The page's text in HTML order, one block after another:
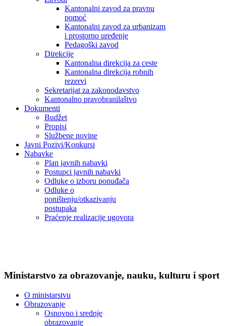
Kantonalni zavod za pravnu
pomoć
Kantonalni zavod za urbanizam
i prostorno uređenje
Pedagoški zavod
Direkcije
Kantonalna direkcija za ceste
Kantonalna direkcija robnih
rezervi
Sekretarijat za zakonodavstvo
Kantonalno pravobranilaštvo
Dokumenti
Budžet
Propisi
Službene novine
Javni Pozivi/Konkursi
Nabavke
Plan javnih nabavki
Postupci javnih nabavki
Odluke o izboru ponuđača
Odluke o
poništenju/otkazivanju
postupaka
Praćenje realizacije ugovora
Ministarstvo za obrazovanje, nauku, kulturu i sport
O ministarstvu
Obrazovanje
Osnovno i srednje
obrazovanje